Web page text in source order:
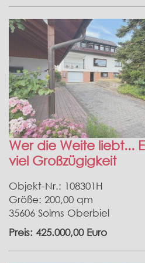
Wer die Weite liebt...
viel Großzügigkeit
Objekt-Nr.: 108301H
Größe: 200,00 qm
35606 Solms Oberbiel
Preis: 425.000,00 Euro